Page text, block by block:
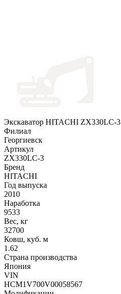
Экскаватор HITACHI ZX330LC-3
Филиал
Георгиевск
Артикул
ZX330LC-3
Бренд
HITACHI
Год выпуска
2010
Наработка
9533
Вес, кг
32700
Ковш, куб. м
1.62
Страна производства
Япония
VIN
HCM1V700V00058567